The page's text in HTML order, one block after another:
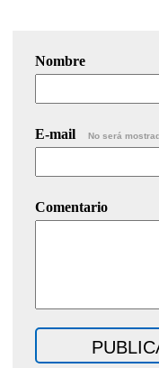
Nombre
E-mail No será
Comentario